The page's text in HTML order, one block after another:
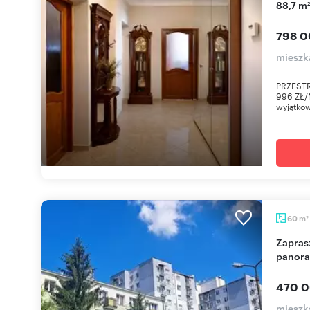
88,7
798
996 ZŁ/
60 m2
Zapraszam do 3-pokojowego mieszkania z
470